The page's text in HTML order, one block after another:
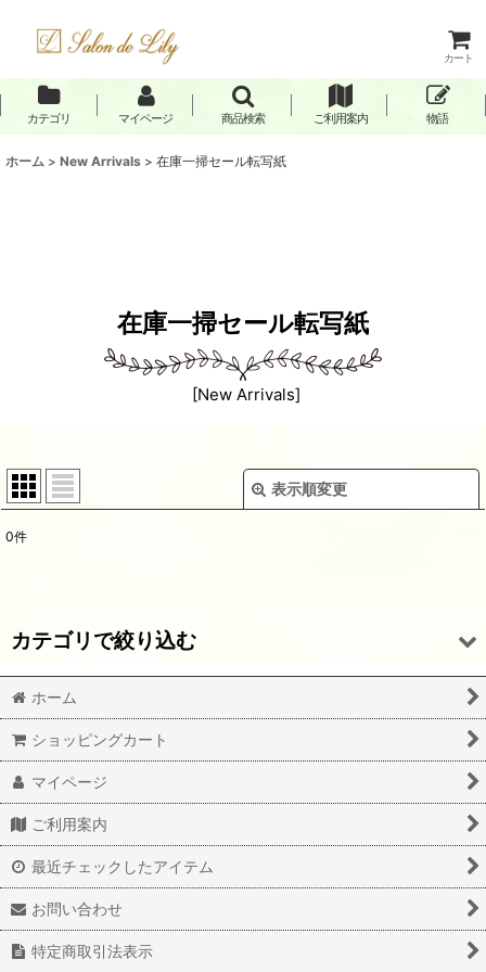
カート
カテゴリ マイページ 商品検索 ご利用案内 物語
ホーム > New Arrivals > 在庫一掃セール転写紙
在庫一掃セール転写紙
[New Arrivals]
表示順変更
並び順:
0件
カテゴリで絞り込む
在庫一掃セール転写紙 (全商品)
ドット Small
3mmストライプ
2mmストライプ
ホーム
ショッピングカート
マイページ
ご利用案内
最近チェックしたアイテム
お問い合わせ
特定商取引法表示